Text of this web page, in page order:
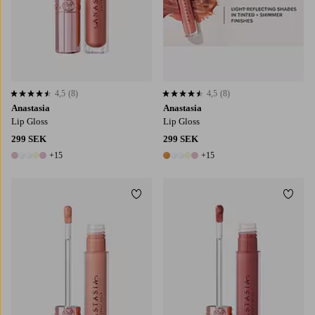
Anastasia
Lip Gloss
299 SEK
20 färger
+15
4,5 baserat på 8 st betyg
4,5 (8)
Anastasia
Lip Gloss
299 SEK
20 färger
+15
4,5 baserat på 8 st betyg
4,5 (8)
Lägg till i favoriter